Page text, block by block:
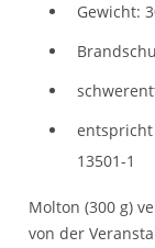
Gewicht:
entspricht
13501-1
Molton (300 g)
von der